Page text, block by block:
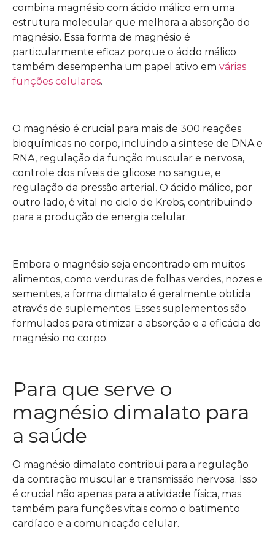
combina magnésio com ácido málico em uma
estrutura molecular que melhora a absorção do
magnésio. Essa forma de magnésio é
particularmente eficaz porque o ácido málico
também desempenha um papel ativo em várias
funções celulares.
O magnésio é crucial para mais de 300 reações
bioquímicas no corpo, incluindo a síntese de DNA e
RNA, regulação da função muscular e nervosa,
controle dos níveis de glicose no sangue, e
regulação da pressão arterial. O ácido málico, por
outro lado, é vital no ciclo de Krebs, contribuindo
para a produção de energia celular.
Embora o magnésio seja encontrado em muitos
alimentos, como verduras de folhas verdes, nozes e
sementes, a forma dimalato é geralmente obtida
através de suplementos. Esses suplementos são
formulados para otimizar a absorção e a eficácia do
magnésio no corpo.
Para que serve o
magnésio dimalato para
a saúde
O magnésio dimalato contribui para a regulação
da contração muscular e transmissão nervosa. Isso
é crucial não apenas para a atividade física, mas
também para funções vitais como o batimento
cardíaco e a comunicação celular.